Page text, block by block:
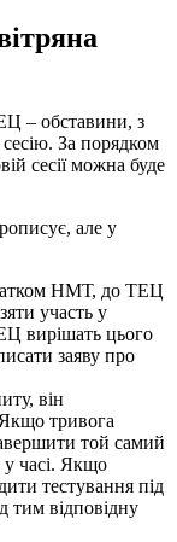
– обставини, з
За порядком
сесії можна буде
але у
НМТ, до ТЕЦ
участь у
вирішать цього
заяву про
він
тривога
той самий
у часі. Якщо
тестування під
тим відповідну